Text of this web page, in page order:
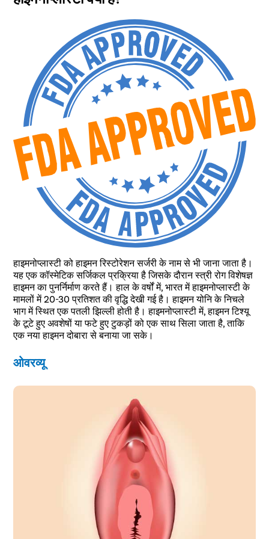
हाइमनोप्लास्टी को हाइमन रिस्टोरेशन सर्जरी के नाम से भी जाना जाता है।
यह एक कॉस्मेटिक सर्जिकल प्रक्रिया है जिसके दौरान स्त्री रोग विशेषज्ञ
हाइमन का पुनर्निर्माण करते हैं। हाल के वर्षों में, भारत में हाइमनोप्लास्टी के
मामलों में 20-30 प्रतिशत की वृद्धि देखी गई है। हाइमन योनि के निचले
भाग में स्थित एक पतली झिल्ली होती है। हाइमनोप्लास्टी में, हाइमन टिश्यू
के टूटे हुए अवशेषों या फटे हुए टुकड़ों को एक साथ सिला जाता है, ताकि
एक नया हाइमन दोबारा से बनाया जा सके।
ओवरव्यू